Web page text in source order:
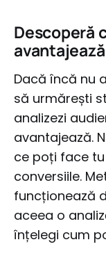
Descoperă
avantajează
Dacă încă nu
să urmărești
analizezi
avantajează.
ce poți face
conversiile.
funcționează
aceea o
înțelegi cum